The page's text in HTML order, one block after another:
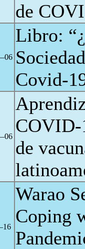
de
Libro:
Covid-
COVID-
de
Warao
Coping